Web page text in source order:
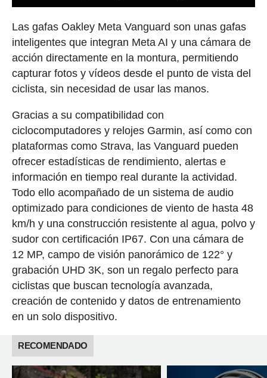
Las gafas Oakley Meta Vanguard son unas gafas
inteligentes que integran Meta AI y una cámara de
acción directamente en la montura, permitiendo
capturar fotos y vídeos desde el punto de vista del
ciclista, sin necesidad de usar las manos.
Gracias a su compatibilidad con
ciclocomputadores y relojes Garmin, así como con
plataformas como Strava, las Vanguard pueden
ofrecer estadísticas de rendimiento, alertas e
información en tiempo real durante la actividad.
Todo ello acompañado de un sistema de audio
optimizado para condiciones de viento de hasta 48
km/h y una construcción resistente al agua, polvo y
sudor con certificación IP67. Con una cámara de
12 MP, campo de visión panorámico de 122° y
grabación UHD 3K, son un regalo perfecto para
ciclistas que buscan tecnología avanzada,
creación de contenido y datos de entrenamiento
en un solo dispositivo.
RECOMENDADO